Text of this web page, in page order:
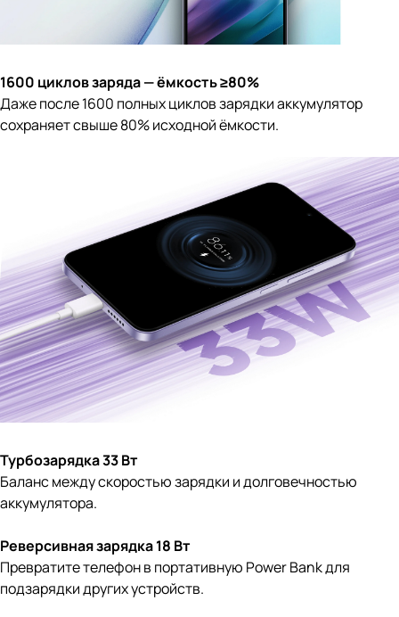
1600 циклов заряда — ёмкость ≥80%
Даже после 1600 полных циклов зарядки аккумулятор
сохраняет свыше 80% исходной ёмкости.
Турбозарядка 33 Вт
Баланс между скоростью зарядки и долговечностью
аккумулятора.
Реверсивная зарядка 18 Вт
Превратите телефон в портативную Power Bank для
подзарядки других устройств.